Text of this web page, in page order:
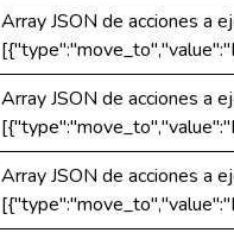
Array JSON de acciones a
Array JSON de acciones a
Array JSON de acciones a